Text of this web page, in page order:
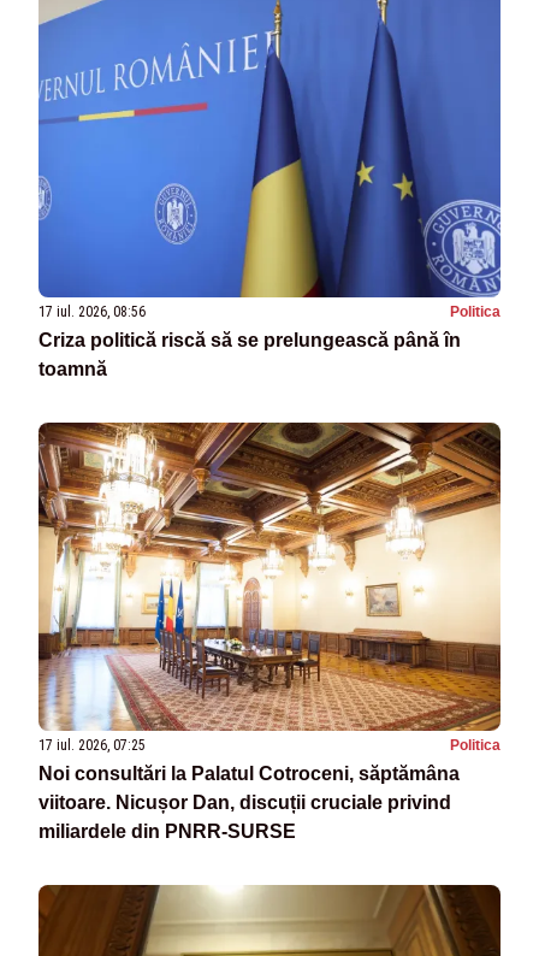
17 iul. 2026, 08:56 Politica
Criza politică riscă să se prelungească până în
toamnă
17 iul. 2026, 07:25 Politica
Noi consultări la Palatul Cotroceni, săptămâna
viitoare. Nicușor Dan, discuții cruciale privind
miliardele din PNRR-SURSE